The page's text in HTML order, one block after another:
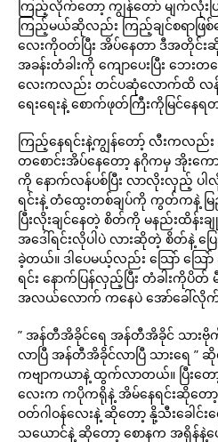
ကြည့်လိုက်တော့ ကျွန်တော် မျက်လုံးပ
ကြည့်မယ်ဆိုလည်း ကြည့်ချင်စရာဖြစ်န
လေးကိုဝတ်ပြီး အိပ်နေတာ ဒီအတိုင်း
အခန်းတံခါးကို ကျောပေးပြီး ဘေးတ
လေးကလည်း တင်ပဆုံလောက်ထိ လန်
ရေးရေးနဲ့ စောက်ဖုတ်ကြီးကိုမြင်နေ
ကြည့်နေရင်းနဲ့ကျွန်တော့် လီးကလည်
တစောင်းအိပ်နေတော့ နဂိုကမှ အိုးက
ကို နောက်လန်ပစ်ပြီး လာလိုးလှည့် ပါ
ရင်းနဲ့ တံထွေးတစ်ချပ်ကို ကွတ်ကနဲ့ မြ
ပြီးလိုးချင်နေတဲ့ စိတ်ကို မနည်းထိန်း
အဒေါ်ရင်းလိုပါပဲ လားဆိုတဲ့ စိတ်နဲ့ ပြ
ခဲ့တယ်။ ဒါပေမယ့်လည်း သြော် သြ
ရင်း နောက်ပြန်လှည့်ပြီး တံခါးကိုပိတ် မီ
အလယ်လောက် ကနေပဲ အော်ခေါ်လို
” အန်တီအိခိုင်ရေ အန်တီအိခိုင် သားဗိုက်
လာပြီ အန်တီအိခိုင်လာပြီ သားရေ ”
ကဗျာကယာနဲ့ ထွက်လာတယ်။ ပြီးတေ
လေးက ကပိုကရိုနဲ့ အိမ်နေရင်းဆိုတေ
ဝတ်ဂါဝန်လေးနဲ့ ဆိုတော့ နို့သီးခေါင်
သယောင်နဲ့ ဆိုတော့ စောနက အရှိန်နဲ့ပေ